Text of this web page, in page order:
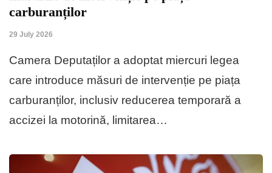
carburanților
29 July 2026
Camera Deputaților a adoptat miercuri legea
care introduce măsuri de intervenție pe piața
carburanților, inclusiv reducerea temporară a
accizei la motorină, limitarea…